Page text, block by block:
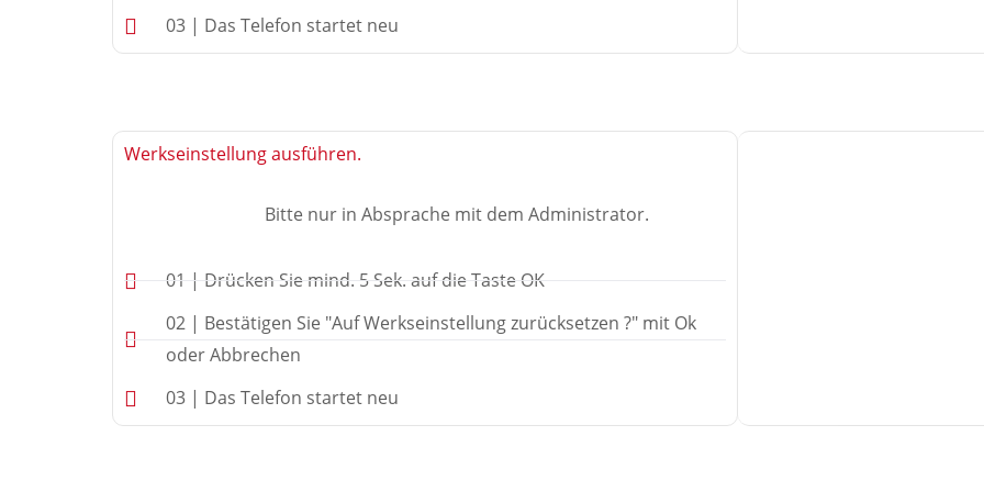
03 | Das Telefon startet neu
Werkseinstellung ausführen.
Bitte nur in Absprache mit dem Administrator.
01 | Drücken Sie mind. 5 Sek. auf die Taste OK
02 | Bestätigen Sie "Auf Werkseinstellung zurücksetzen ?" mit Ok
oder Abbrechen
03 | Das Telefon startet neu